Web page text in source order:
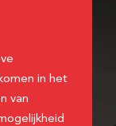
in het
van